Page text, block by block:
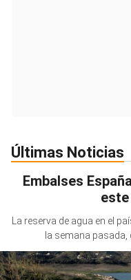
Últimas Noticias
Embalses
La reserva de agua en el
la semana